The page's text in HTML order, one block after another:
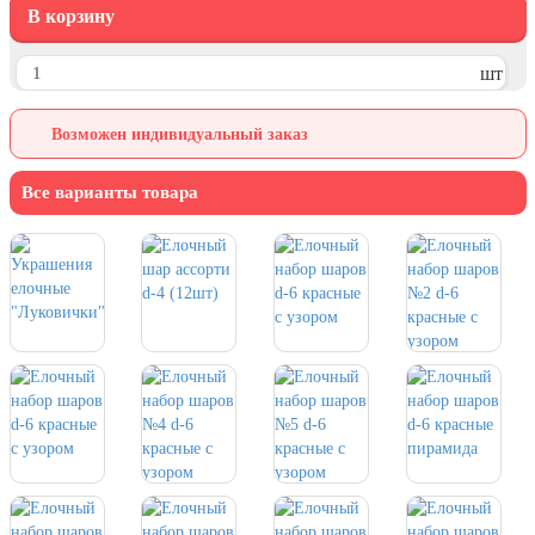
День города Москвы (первая суббота
сентября)
День нефтяника (первое воскресенье
сентября)
воскресенье сентября)
пожилых людей
5 октября, День учителя
19 октября, День Отца
25 октября, День Таможенника
Российской Федерации
28 октября, День Бабушек и Дедушек
Хэллоуин
4 ноября, День народного единства
В корзину
шт
Возможен индивидуальный заказ
Все варианты товара